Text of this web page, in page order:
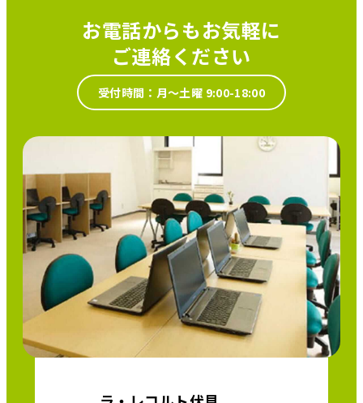
お電話からもお気軽に
ご連絡ください
受付時間：月～土曜 9:00-18:00